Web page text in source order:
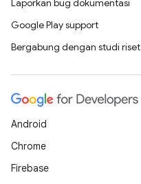
Laporkan bug dokumentasi
Google Play support
Bergabung dengan studi riset
Android
Chrome
Firebase